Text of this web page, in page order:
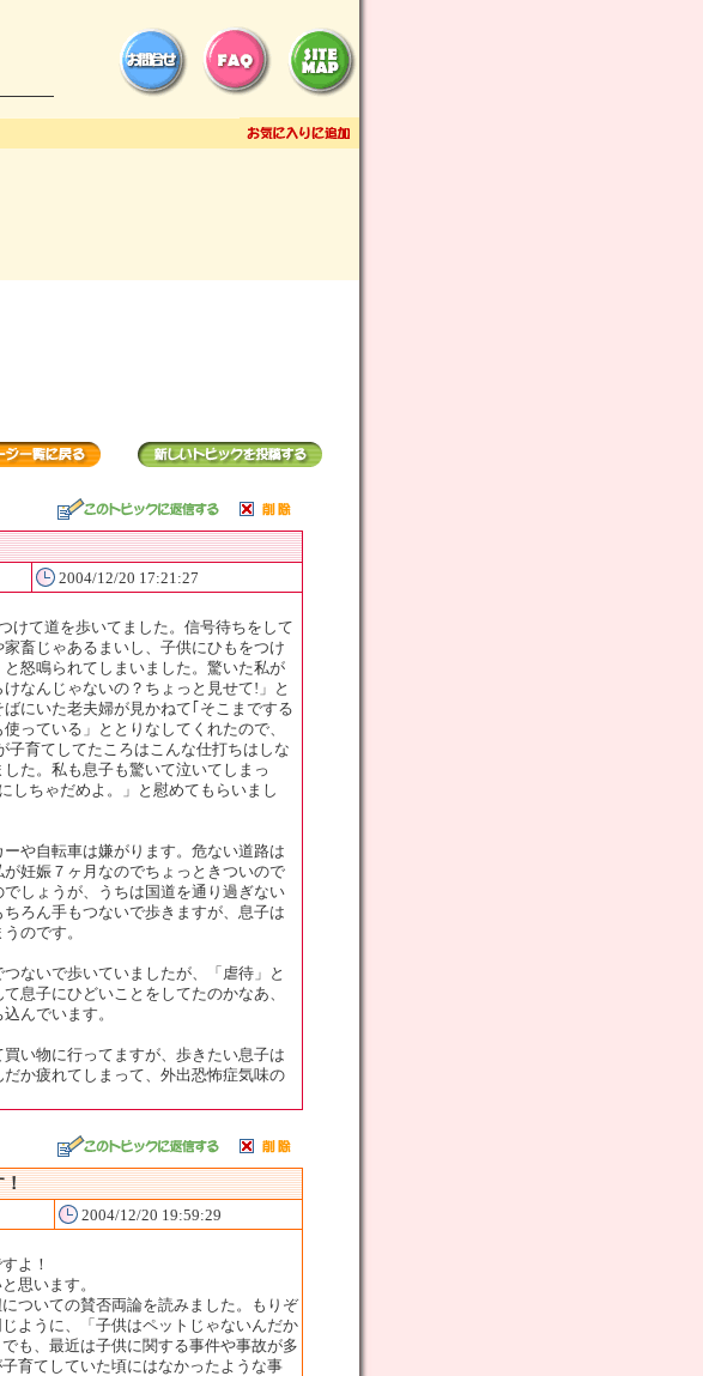
2004/12/20 17:21:27
けて道を歩いてました。信号待ちをして
畜じゃあるまいし、子供にひもをつけ
怒鳴られてしまいました。驚いた私が
なんじゃないの？ちょっと見せて!」と
にいた老夫婦が見かねて｢そこまでする
っている」ととりなしてくれたので、
育てしてたころはこんな仕打ちはしな
た。私も息子も驚いて泣いてしまっ
しちゃだめよ。」と慰めてもらいまし
や自転車は嫌がります。危ない道路は
妊娠７ヶ月なのでちょっときついので
しょうが、うちは国道を通り過ぎない
ろん手もつないで歩きますが、息子は
のです。
ないで歩いていましたが、「虐待」と
息子にひどいことをしてたのかなあ、
んでいます。
い物に行ってますが、歩きたい息子は
か疲れてしまって、外出恐怖症気味の
！
2004/12/20 19:59:29
よ！
思います。
ついての賛否両論を読みました。もりぞ
ように、「子供はペットじゃないんだか
も、最近は子供に関する事件や事故が多
育てしていた頃にはなかったような事